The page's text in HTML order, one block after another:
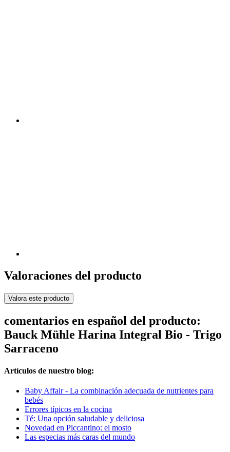
Valoraciones del producto
Valora este producto
comentarios en español del producto:
Bauck Mühle Harina Integral Bio - Trigo
Sarraceno
Artículos de nuestro blog:
Baby Affair - La combinación adecuada de nutrientes para
bebés
Errores típicos en la cocina
Té: Una opción saludable y deliciosa
Novedad en Piccantino: el mosto
Las especias más caras del mundo